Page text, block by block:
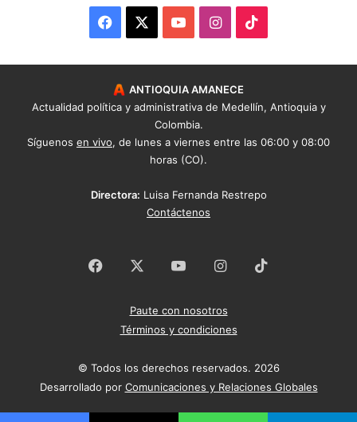
Facebook YouTubeInstagram
ANTIOQUIA AMANECE
Actualidad política y administrativa de Medellín, Antioquia y
Colombia.
Síguenos en vivo, de lunes a viernes entre las 06:00 y 08:00
horas (CO).
Directora: Luisa Fernanda Restrepo
Contáctenos
Facebook YouTubeInstagram
Paute con nosotros
Términos y condiciones
© Todos los derechos reservados. 2026
Desarrollado por Comunicaciones y Relaciones Globales